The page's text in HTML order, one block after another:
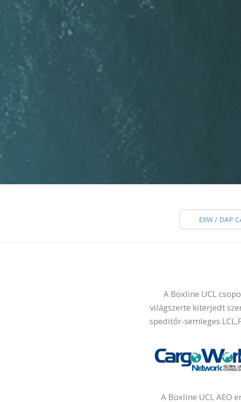
EXW / DAP
A Boxline UCL
világszerte kiterjedt
speditőr-semleges
A Boxline UCL AEO